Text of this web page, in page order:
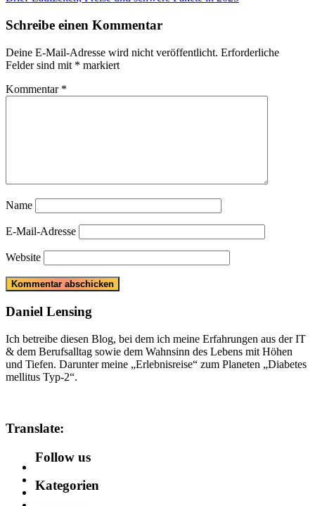
Schreibe einen Kommentar
Deine E-Mail-Adresse wird nicht veröffentlicht. Erforderliche
Felder sind mit * markiert
Kommentar *
Name
E-Mail-Adresse
Website
Daniel Lensing
Ich betreibe diesen Blog, bei dem ich meine Erfahrungen aus der IT
& dem Berufsalltag sowie dem Wahnsinn des Lebens mit Höhen
und Tiefen. Darunter meine „Erlebnisreise“ zum Planeten „Diabetes
mellitus Typ-2“.
Translate:
Follow us
Kategorien